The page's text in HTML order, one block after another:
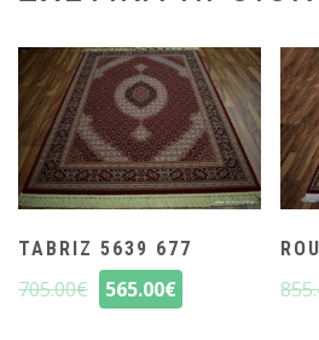
TABRIZ 5639 677
705.00€ 565.00€